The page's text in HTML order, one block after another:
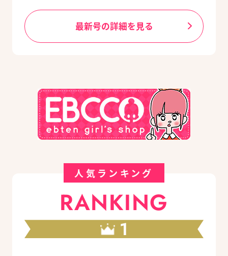
最新号の詳細を見る
人気ランキング
RANKING
1